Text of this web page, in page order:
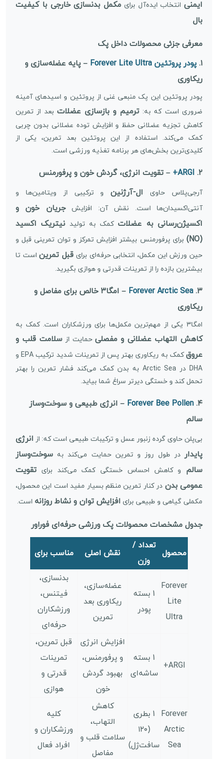
ایمنی انتخاب ایده‌آل برای مکمل بدنسازی خارجی با کیفیت
بال
معرفی جزئی محصولات داخل پک
۱. پودر پروتئین Forever Lite Ultra
– پایه عضله‌سازی و
ریکاوری
پودر پروتئین این پک منبعی غنی از پروتئین و اسیدهای آمینه
ضروری است که به: ترمیم و بازسازی عضلاتبعد از تمرین
کاهش تجزیه عضلانی حفظ و افزایش توده عضلانی بدون چربی
کمک می‌کند. استفاده از این پروتئین بعد تمرین، یکی از
کلیدی‌ترین بخش‌های هر برنامه تغذیه ورزشی است.
۲. ARGI+ – تقویت انرژی، گردش خون و پرفورمنس
آر‌جی‌پلاس حاوی ال-آرژنینو ترکیبی از ویتامین‌ها و
آنتی‌اکسیدان‌ها است. نقش آن: افزایشجریان خون و
اکسیژن‌رسانی به عضلاتکمک به تولید نیتریک اکسید
(NO)
برای پرفورمنس بیشتر افزایش تمرکز و توان تمرینی قبل و
حین ورزش این مکمل، انتخابی حرفه‌ای برای قبل تمریناست تا
بیشترین بازده را از تمرینات قدرتی و هوازی بگیرید.
۳. Forever Arctic Sea
– امگا۳ خالص برای مفاصل و
ریکاوری
امگا۳ یکی از مهم‌ترین مکمل‌ها برای ورزشکاران است. کمک به
کاهش التهاب عضلانی و مفصلیحمایت ازسلامت قلب و
عروق
کمک به ریکاوری بهتر پس از تمرینات شدید ترکیب EPA و
DHA در Arctic Sea به بدن کمک می‌کند فشار تمرین را بهتر
تحمل کند و خستگی دیرتر سراغ شما بیاید.
۴. Forever Bee Pollen – انرژی طبیعی و سوخت‌وساز
سالم
بی‌پلن حاوی گرده زنبور عسل و ترکیبات طبیعی است که: از انرژی
پایدار در طول روز و تمرین حمایت می‌کند به سوخت‌وساز
سالم و کاهش احساس خستگی کمک می‌کند برای تقویت
عمومی بدن در کنار تمرین منظم بسیار مفید است این محصول،
مکملی گیاهی و طبیعی برای افزایش توان و نشاط روزانه است.
جدول مشخصات محصولات پک ورزشی حرفه‌ای فوراور
محصول
تعداد /
وزن
نقش اصلی مناسب برای
Forever
Lite
Ultra
1 بسته
پودر
عضله‌سازی،
ریکاوری بعد
تمرین
بدنسازی،
فیتنس،
ورزشکاران
حرفه‌ای
ARGI+
1 بسته
ساشه‌ای
افزایش انرژی
و پرفورمنس،
بهبود گردش
خون
قبل تمرین،
تمرینات
قدرتی و
هوازی
Forever
Arctic
Sea
1 بطری
(۱۲۰
سافت‌ژل)
کاهش
التهاب،
سلامت قلب و
مفاصل
کلیه
ورزشکاران و
افراد فعال